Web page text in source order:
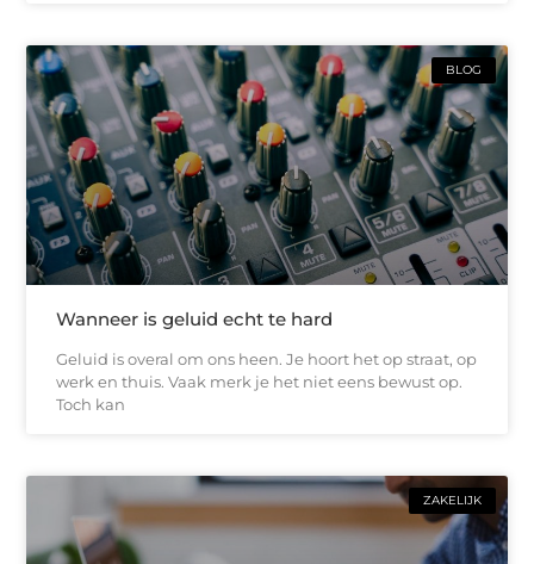
BLOG
Wanneer is geluid echt te hard
Geluid is overal om ons heen. Je hoort het op straat, op
werk en thuis. Vaak merk je het niet eens bewust op.
Toch kan
ZAKELIJK